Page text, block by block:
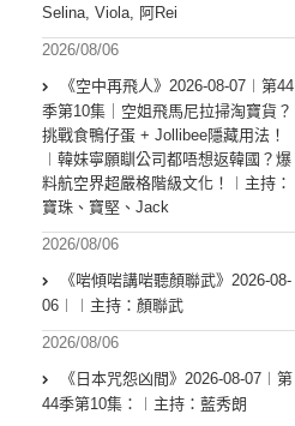
Selina, Viola, 阿Rei
2026/08/06
《空中再飛人》2026-08-07︱第44
季第10集｜空姐飛馬尼拉掃淘寶貨？
挑戰食鴨仔蛋 + Jollibee隱藏用法！
︱韓妹寧願瞓公司都唔想返韓國？爆
料航空界超嚴格階級文化！︱主持：
寶珠、寶堅、Jack
2026/08/06
《啱傾啱講啱聽顏聯武》2026-08-
06︱︱主持：顏聯武
2026/08/06
《日本咒怨凶間》2026-08-07︱第
44季第10集：︱主持：藍秀朗